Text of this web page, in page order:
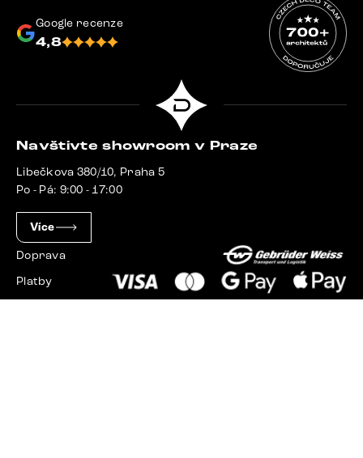
Google recenze
4,8
Navštivte showroom v Praze
Libečkova 380/10, Praha 5
Po - Pá: 9:00 - 17:00
Více
Doprava
Platby